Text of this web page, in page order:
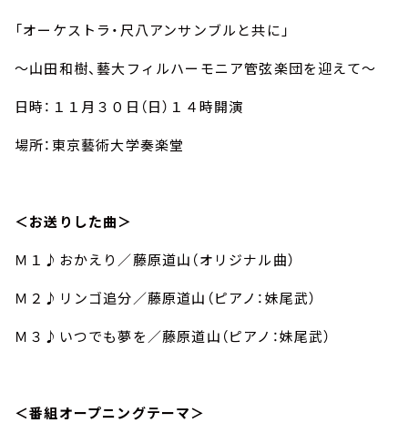
「オーケストラ・尺八アンサンブルと共に」
～山田和樹、藝大フィルハーモニア管弦楽団を迎えて～
日時：１１月３０日（日）１４時開演
場所：東京藝術大学奏楽堂
＜お送りした曲＞
Ｍ１♪おかえり／藤原道山（オリジナル曲）
Ｍ２♪リンゴ追分／藤原道山（ピアノ：妹尾武）
Ｍ３♪いつでも夢を／藤原道山（ピアノ：妹尾武）
＜番組オープニングテーマ＞